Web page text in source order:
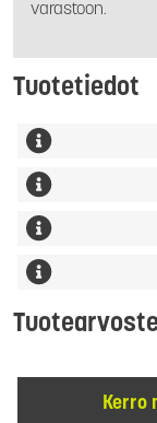
varastoon.
Tuotetiedot
Kerro